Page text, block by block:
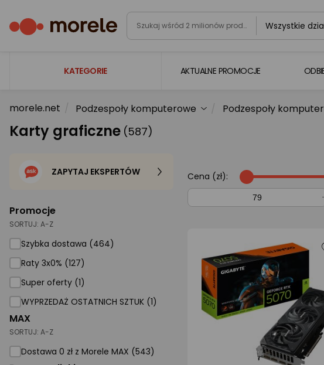
Wszystkie
KATEGORIE
Laptopy
Komputery
Gaming
Telewizory i audio
Foto i kamery
AGD duże
AGD małe
Dom i ogród
Biuro i firma
Sport i turystyka
AKTUALNE PROMOCJE
morele.net Podzespoły komputerowe Podzespoły
Karty graficzne (587)
Promocje
SORTUJ: A-Z
Szybka dostawa (464)
Raty 3x0% (127)
Super oferty (1)
WYPRZEDAŻ OSTATNICH SZTUK (1)
MAX
SORTUJ: A-Z
Dostawa 0 zł z Morele MAX (543)
ZAPYTAJ EKSPERTÓW
Cena (zł):